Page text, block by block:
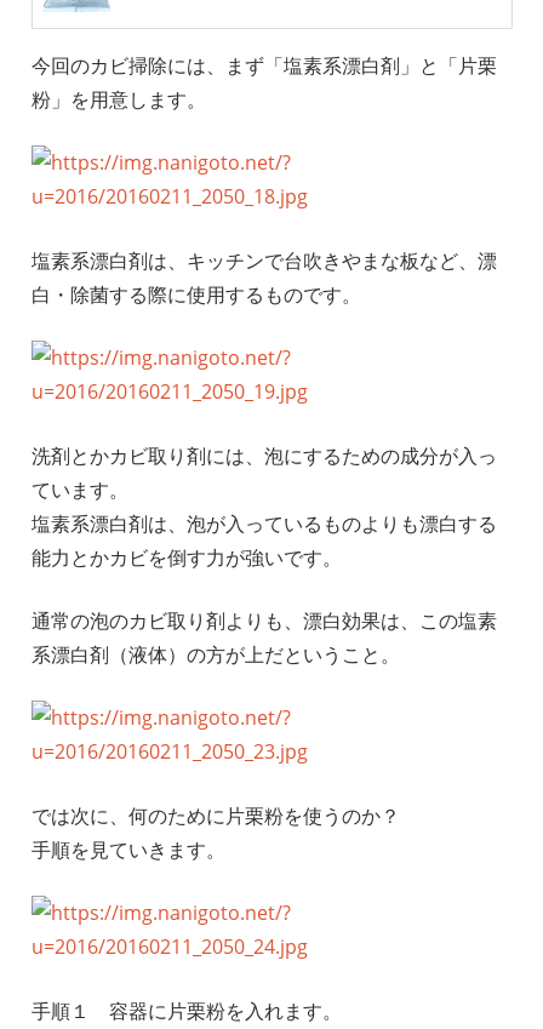
今回のカビ掃除には、まず「塩素系漂白剤」と「片栗
粉」を用意します。
塩素系漂白剤は、キッチンで台吹きやまな板など、漂
白・除菌する際に使用するものです。
洗剤とかカビ取り剤には、泡にするための成分が入っ
ています。
塩素系漂白剤は、泡が入っているものよりも漂白する
能力とかカビを倒す力が強いです。
通常の泡のカビ取り剤よりも、漂白効果は、この塩素
系漂白剤（液体）の方が上だということ。
では次に、何のために片栗粉を使うのか？
手順を見ていきます。
手順１ 容器に片栗粉を入れます。